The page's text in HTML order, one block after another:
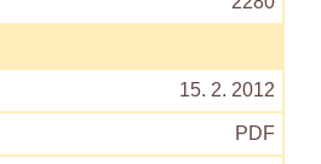
15. 2. 2012
PDF